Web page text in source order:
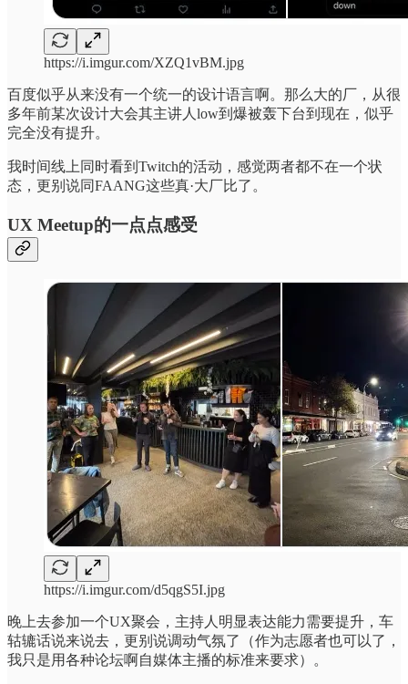
https://i.imgur.com/XZQ1vBM.jpg
百度似乎从来没有一个统一的设计语言啊。那么大的厂，从很
多年前某次设计大会其主讲人low到爆被轰下台到现在，似乎
完全没有提升。
我时间线上同时看到Twitch的活动，感觉两者都不在一个状
态，更别说同FAANG这些真·大厂比了。
UX Meetup的一点点感受
https://i.imgur.com/d5qgS5I.jpg
晚上去参加一个UX聚会，主持人明显表达能力需要提升，车
轱辘话说来说去，更别说调动气氛了（作为志愿者也可以了，
我只是用各种论坛啊自媒体主播的标准来要求）。